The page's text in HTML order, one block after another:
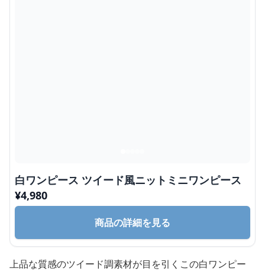
白ワンピース ツイード風ニットミニワンピース
¥4,980
商品の詳細を見る
上品な質感のツイード調素材が目を引くこの白ワンピー